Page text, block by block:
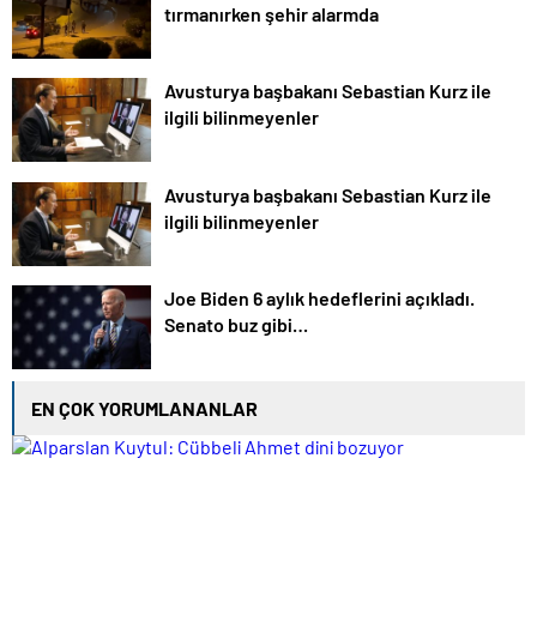
tırmanırken şehir alarmda
Avusturya başbakanı Sebastian Kurz ile
ilgili bilinmeyenler
Avusturya başbakanı Sebastian Kurz ile
ilgili bilinmeyenler
Joe Biden 6 aylık hedeflerini açıkladı.
Senato buz gibi…
EN ÇOK YORUMLANANLAR